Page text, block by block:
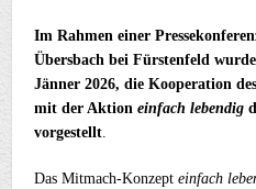
Im Rahmen einer
Übersbach bei Fürstenfeld
Jänner 2026, die Kooperation
mit der Aktioneinfach lebendig
vorgestellt.
Das Mitmach-Konzepteinfach